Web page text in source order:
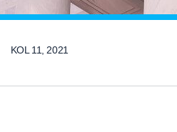
KOL 11, 2021